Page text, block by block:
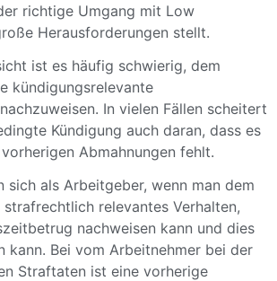
richtige Umgang mit Low
Herausforderungen stellt.
ist es häufig schwierig, dem
kündigungsrelevante
In vielen Fällen scheitert
Kündigung auch daran, dass es
Abmahnungen fehlt.
sich als Arbeitgeber, wenn man dem
relevantes Verhalten,
nachweisen kann und dies
kann. Bei vom Arbeitnehmer bei der
Straftaten ist eine vorherige